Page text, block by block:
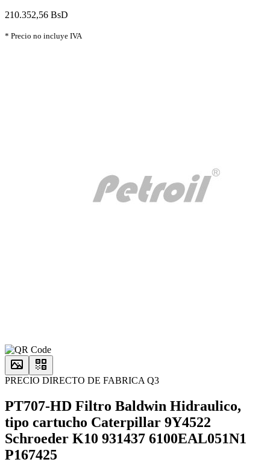
210.352,56 BsD
* Precio no incluye IVA
PRECIO DIRECTO DE FABRICA Q3
PT707-HD Filtro Baldwin Hidraulico,
tipo cartucho Caterpillar 9Y4522
Schroeder K10 931437 6100EAL051N1
P167425